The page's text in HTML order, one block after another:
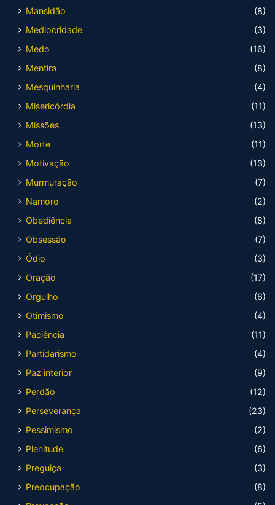
Mansidão
(8)
Mediocridade
(3)
Medo
(16)
Mentira
(8)
Mesquinharia
(4)
Misericórdia
(11)
Missões
(13)
Morte
(11)
Motivação
(13)
Murmuração
(7)
Namoro
(2)
Obediência
(8)
Obsessão
(7)
Ódio
(3)
Oração
(17)
Orgulho
(6)
Otimismo
(4)
Paciência
(11)
Partidarismo
(4)
Paz interior
(9)
Perdão
(12)
Perseverança
(23)
Pessimismo
(2)
Plenitude
(6)
Preguiça
(3)
Preocupação
(8)